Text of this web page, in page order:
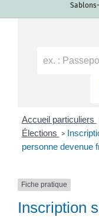
Accueil particuliers
Élections >
personne devenue
Fiche pratique
Inscription